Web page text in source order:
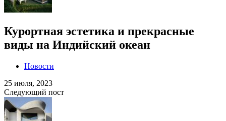
Курортная эстетика и прекрасные
виды на Индийский океан
Новости
25 июля, 2023
Следующий пост